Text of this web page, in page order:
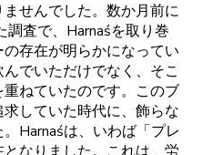
せんでした。 数か月前に
調査で、 Harnaśを取り巻
の存在が明らかになってい
んでいただけでなく、 そこ
重ねていたのです。 このブ
求していた時代に、 飾らな
Harnaśは、 いわば 「プレ